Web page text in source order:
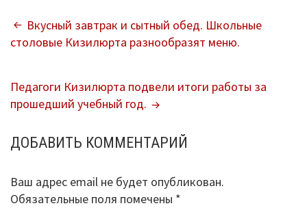
НАВИГАЦИЯ
ПО
Вкусный завтрак и сытный обед. Школьные
столовые Кизилюрта разнообразят меню.
Педагоги Кизилюрта подвели итоги работы за
прошедший учебный год.
ДОБАВИТЬ КОММЕНТАРИЙ
Ваш адрес email не будет опубликован.
Обязательные поля помечены *